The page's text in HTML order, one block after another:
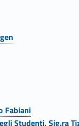
Fabiani
Studenti, Sig.ra